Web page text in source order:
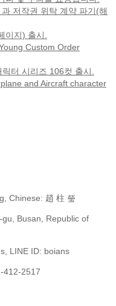
저작권 위탁 계약 파기(해
이지) 출시.
Custom Order
터 시리즈 106컷 출시.
and Aircraft character
Chinese: 趙 柱 瑩
Busan, Republic of
LINE ID: boians
412-2517